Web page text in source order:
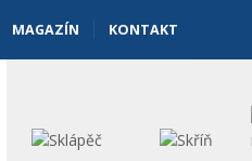
MAGAZÍN KONTAKT